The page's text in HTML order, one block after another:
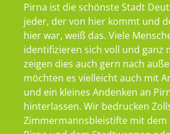
Pirna ist die schönste Stadt
jeder, der von hier kommt und
hier war, weiß das. Viele
identifizieren sich voll und ganz
zeigen dies auch gern nach
möchten es vielleicht auch mit
und ein kleines Andenken an
hinterlassen. Wir bedrucken
Zimmermannsbleistifte mit dem